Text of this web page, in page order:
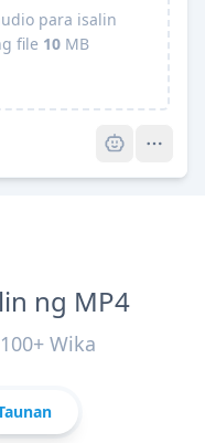
para isalin
file 10 MB
ng MP4
Wika